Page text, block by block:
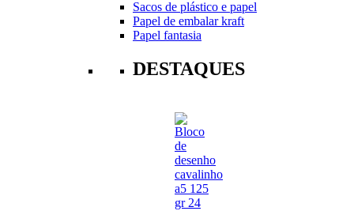
Sacos de plástico e papel
Papel de embalar kraft
Papel fantasia
DESTAQUES